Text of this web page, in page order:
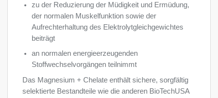
zu der Reduzierung der Müdigkeit und Ermüdung,
der normalen Muskelfunktion sowie der
Aufrechterhaltung des Elektrolytgleichgewichtes
beiträgt
an normalen energieerzeugenden
Stoffwechselvorgängen teilnimmt
Das Magnesium + Chelate enthält sichere, sorgfältig
selektierte Bestandteile wie die anderen BioTechUSA